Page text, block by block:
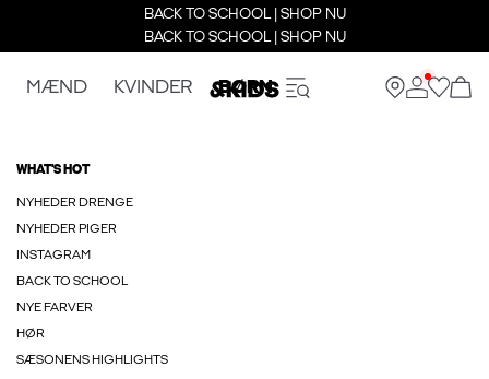
BACK TO SCHOOL | SHOP NU
BACK TO SCHOOL | SHOP NU
MÆND KVINDER BØRN
WHAT'S HOT
NYHEDER DRENGE
NYHEDER PIGER
INSTAGRAM
BACK TO SCHOOL
NYE FARVER
HØR
SÆSONENS HIGHLIGHTS